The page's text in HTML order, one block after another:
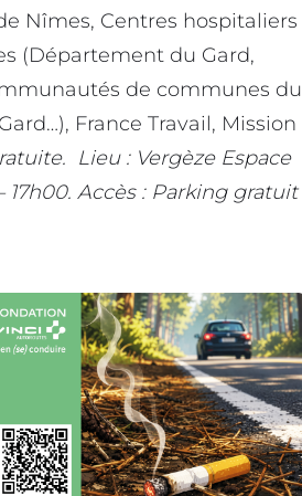
Nîmes, Centres hospitaliers
(Département du Gard,
de communes du
France Travail, Mission
Lieu : Vergèze Espace
17h00. Accès : Parking gratuit